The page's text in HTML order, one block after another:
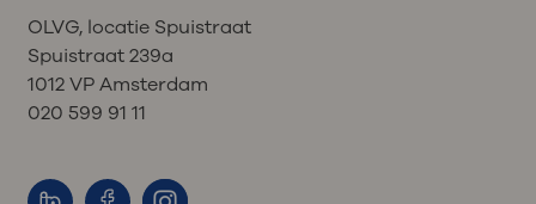
OLVG, locatie Spuistraat
Spuistraat 239a
1012 VP Amsterdam
020 599 91 11